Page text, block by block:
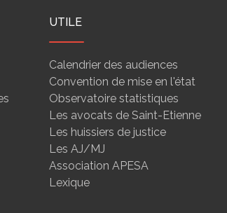
UTILE
Calendrier des audiences
Convention de mise en l'état
Observatoire statistiques
Les avocats de Saint-Etienne
Les huissiers de justice
Les AJ/MJ
Association APESA
Lexique